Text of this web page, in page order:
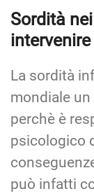
Sordità
La sordità
mondiale
perchè è
psicologico
può infatti